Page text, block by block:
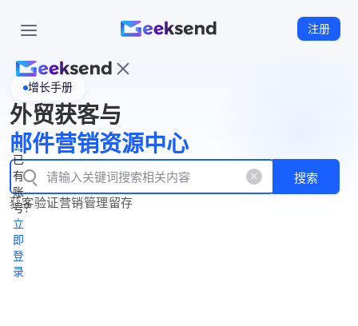
注册
页
WhatsApp
企业号
New
产
品
功
能
产
品
价
格
资
源
中
心
立
即
注
册
已
有
账
号？
立
即
登
录
增长手册
外贸获客与
邮件营销资源中心
搜索
获客验证营销管理留存